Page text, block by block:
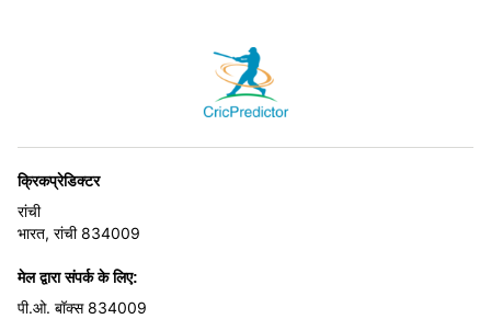
क्रिकप्रेडिक्टर
रांची
भारत, रांची 834009
मेल द्वारा संपर्क के लिए:
पी.ओ. बॉक्स 834009